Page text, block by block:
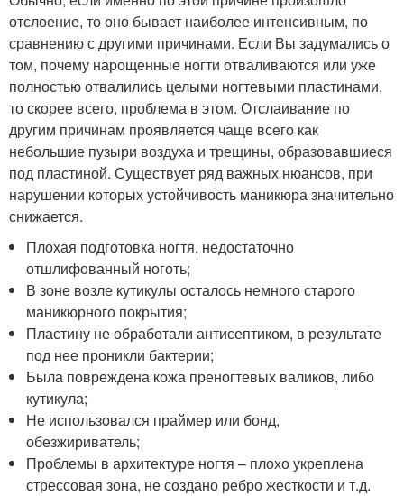
отслоение, то оно бывает наиболее интенсивным, по
сравнению с другими причинами. Если Вы задумались о
том, почему нарощенные ногти отваливаются или уже
полностью отвалились целыми ногтевыми пластинами,
то скорее всего, проблема в этом. Отслаивание по
другим причинам проявляется чаще всего как
небольшие пузыри воздуха и трещины, образовавшиеся
под пластиной. Существует ряд важных нюансов, при
нарушении которых устойчивость маникюра значительно
снижается.
Плохая подготовка ногтя, недостаточно
отшлифованный ноготь;
В зоне возле кутикулы осталось немного старого
маникюрного покрытия;
Пластину не обработали антисептиком, в результате
под нее проникли бактерии;
Была повреждена кожа преногтевых валиков, либо
кутикула;
Не использовался праймер или бонд,
обезжириватель;
Проблемы в архитектуре ногтя – плохо укреплена
стрессовая зона, не создано ребро жесткости и т.д.